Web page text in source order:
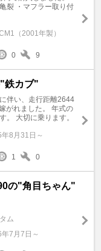
裂 ・マフラー取り付
（2001年製）
0 9
鉄カブ"
伴い、走行距離2644
がれました。 年式の
。 大切に乗ります。
年8月31日～
1 0
の"角目ちゃん"
ム
7月7日～